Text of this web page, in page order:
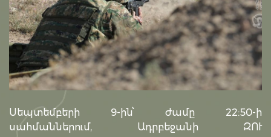
Սեպտեմբերի 9-ին՝ ժամը 22:50-ի
սահմաններում, Ադրբեջանի ԶՈՒ